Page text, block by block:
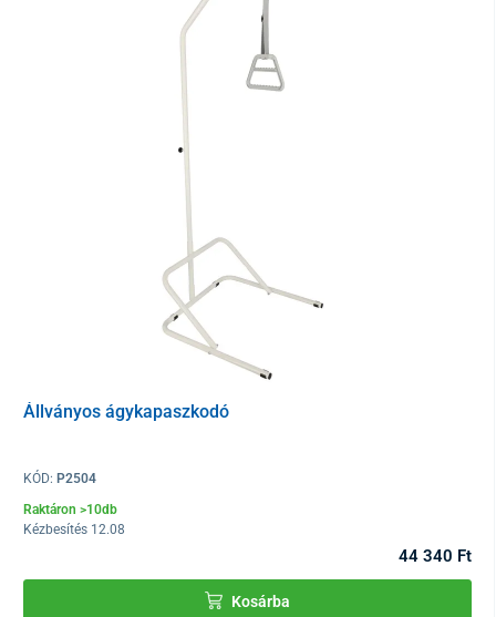
Állványos ágykapaszkodó
KÓD: P2504
Raktáron >10db
Kézbesítés 12.08
44 340 Ft
Kosárba